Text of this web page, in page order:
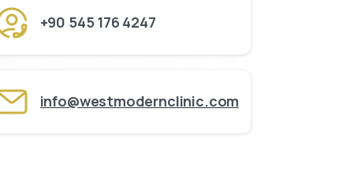
+90 545 176 4247
info@westmodernclinic.com